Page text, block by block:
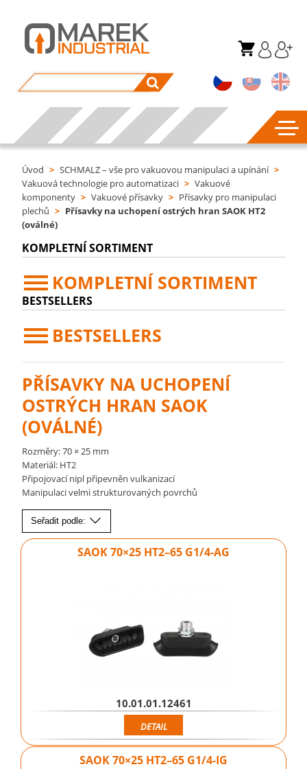
Úvod > SCHMALZ – vše pro vakuovou manipulaci a upínání >
Vakuová technologie pro automatizaci > Vakuové
komponenty > Vakuové přísavky > Přísavky pro manipulaci
plechů > Přísavky na uchopení ostrých hran SAOK HT2
(oválné)
KOMPLETNÍ SORTIMENT
KOMPLETNÍ SORTIMENT
BESTSELLERS
BESTSELLERS
PŘÍSAVKY NA UCHOPENÍ
OSTRÝCH HRAN SAOK
(OVÁLNÉ)
Rozměry: 70 × 25 mm
Materiál: HT2
Připojovací nipl připevněn vulkanizací
Manipulaci velmi strukturovaných povrchů
Seřadit podle:
SAOK 70×25 HT2–65 G1/4-AG
10.01.01.12461
DETAIL
SAOK 70×25 HT2–65 G1/4-IG